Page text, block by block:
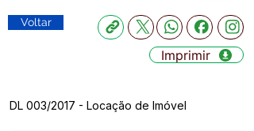
Voltar
Imprimir
DL 003/2017 - Locação de Imóvel